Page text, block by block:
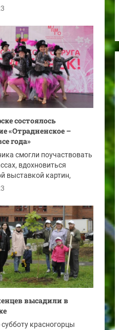
состоялось
«Отрадненское –
года»
смогли поучаствовать
вдохновиться
выставкой картин,
высадили в
красногорцы